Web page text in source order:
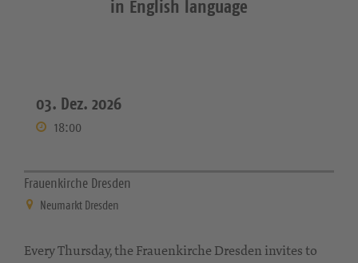
in English language
03. Dez. 2026
18:00
Frauenkirche Dresden
Neumarkt Dresden
Every Thursday, the Frauenkirche Dresden invites to